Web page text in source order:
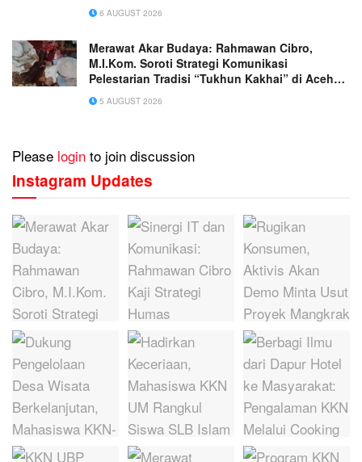
6 AUGUST 2026
Merawat Akar Budaya: Rahmawan Cibro,
M.I.Kom. Soroti Strategi Komunikasi
Pelestarian Tradisi “Tukhun Kakhai” di Aceh
Singkil
5 AUGUST 2026
Please login to join discussion
Instagram Updates